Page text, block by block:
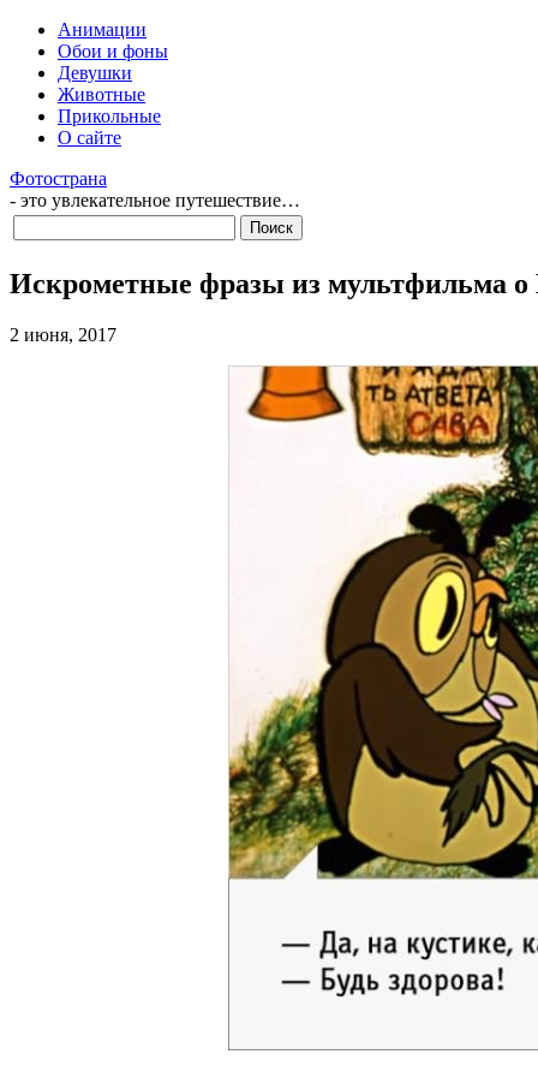
Анимации
Обои и фоны
Девушки
Животные
Прикольные
О сайте
Фотострана
- это увлекательное путешествие…
Искрометные фразы из мультфильма
2 июня, 2017